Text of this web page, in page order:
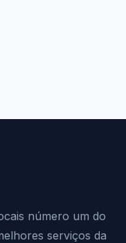
número um do
serviços da